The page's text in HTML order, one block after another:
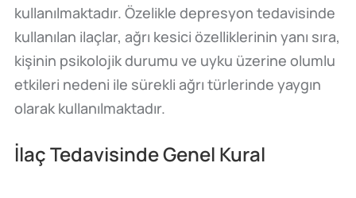
kullanılmaktadır. Özelikle depresyon tedavisinde
kullanılan ilaçlar, ağrı kesici özelliklerinin yanı sıra,
kişinin psikolojik durumu ve uyku üzerine olumlu
etkileri nedeni ile sürekli ağrı türlerinde yaygın
olarak kullanılmaktadır.
İlaç Tedavisinde Genel Kural